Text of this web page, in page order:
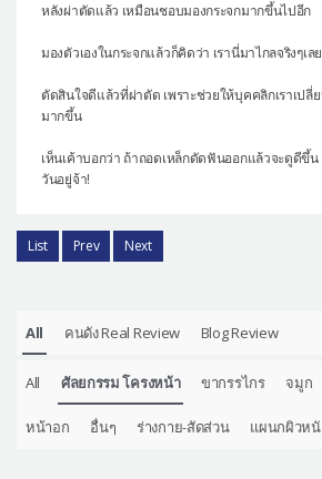
หลังผ่าตัดแล้ว เหมือนชอบมองกระจกมากขึ้นไปอีก
มองตัวเองในกระจกแล้วก็คิดว่า เรานี่มาไกลจริงๆเล
ตัดสินใจดีแล้วที่ผ่าตัด เพราะช่วยให้บุคคลิกเราเปลี่
มากขึ้น
เห็นเค้าบอกว่า ถ้าถอดเหล็กดัดฟันออกแล้วจะดูดีขึ้
วันอยู่จ้า!
List Prev Next
All คนดัง Real Review Blog Review
All ศัลยกรรม โครงหน้า ขากรรไกร จมูก
หน้าอก อื่นๆ ร่างกาย-สัดส่วน แผนกผิวหนั